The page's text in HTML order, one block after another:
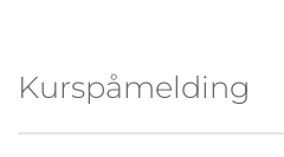
Kurspåmelding